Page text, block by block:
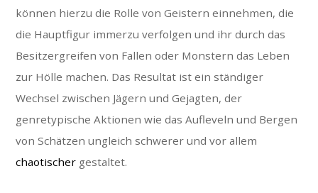
können hierzu die Rolle von Geistern einnehmen, die
die Hauptfigur immerzu verfolgen und ihr durch das
Besitzergreifen von Fallen oder Monstern das Leben
zur Hölle machen. Das Resultat ist ein ständiger
Wechsel zwischen Jägern und Gejagten, der
genretypische Aktionen wie das Aufleveln und Bergen
von Schätzen ungleich schwerer und vor allem
chaotischer gestaltet.